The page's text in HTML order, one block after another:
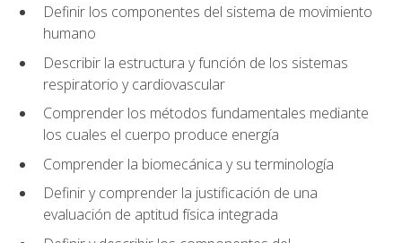
Definir los componentes del sistema de movimiento
humano
Describir la estructura y función de los sistemas
respiratorio y cardiovascular
Comprender los métodos fundamentales mediante
los cuales el cuerpo produce energía
Comprender la biomecánica y su terminología
Definir y comprender la justificación de una
evaluación de aptitud física integrada